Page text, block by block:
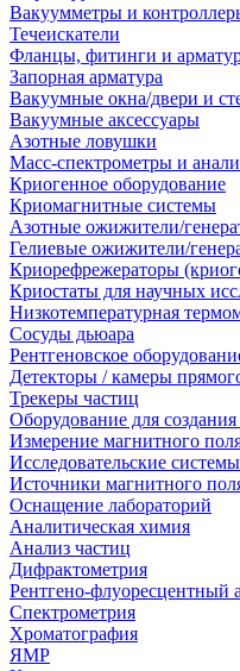
Вакуумметры и
Течеискатели
Фланцы, фитинги и
Запорная арматура
Вакуумные окна/двери и
Вакуумные аксессуары
Азотные ловушки
Масс-спектрометры и
Криогенное оборудование
Криомагнитные системы
Азотные ожижители/
Гелиевые ожижители/
Криорефрежераторы
Криостаты для научных
Низкотемпературная
Сосуды дьюара
Рентгеновское
Детекторы / камеры
Трекеры частиц
Оборудование для
Измерение магнитного
Исследовательские
Источники магнитного
Оснащение лабораторий
Аналитическая химия
Анализ частиц
Дифрактометрия
Рентгено-флуоресцентный
Спектрометрия
Хроматография
ЯМР